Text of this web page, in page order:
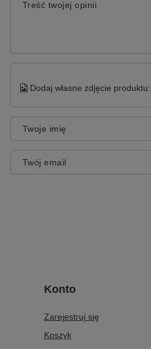
Treść twojej opinii
Dodaj własne zdjęcie produktu:
Twoje imię
Twój email
Konto
Zarejestruj się
Koszyk